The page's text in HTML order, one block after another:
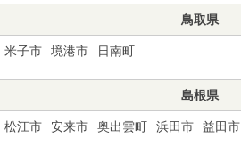
鳥取県
米子市 境港市 日南町
島根県
松江市 安来市 奥出雲町 浜田市 益田市